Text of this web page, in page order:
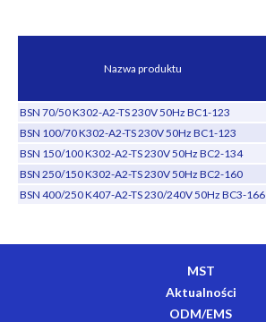
Nazwa produktu
BSN 70/50 K302-A2-TS 230V 50Hz BC1-123
BSN 100/70 K302-A2-TS 230V 50Hz BC1-123
BSN 150/100 K302-A2-TS 230V 50Hz BC2-134
BSN 250/150 K302-A2-TS 230V 50Hz BC2-160
BSN 400/250 K407-A2-TS 230/240V 50Hz BC3-166
MST
Aktualności
ODM/EMS